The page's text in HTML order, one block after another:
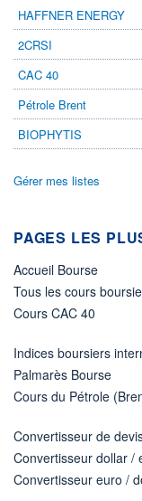
91,030
91,138
VOLUME
111 344
VALORISATION
4 941 MUSD
LIMITE À LA
BAISSE
RENDEMENT
ESTIMÉ 2026
ÉCHANGE
05.08.26 /
Non éligible
Boursobank
HAFFNER ENERGY
2CRSI
CAC 40
Pétrole Brent
BIOPHYTIS
Gérer mes listes
PAGES LES
Accueil Bourse
Tous les cours
Cours CAC 40
Indices boursiers
Palmarès Bourse
Cours du Pétrole
Convertisseur de
Convertisseur dollar /
Convertisseur euro /